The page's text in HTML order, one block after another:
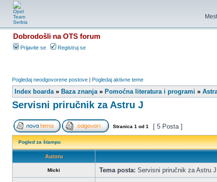
Dobrodošli na OTS forum
Prijavite se Registruj se
Pogledaj neodgovorene postove | Pogledaj aktivne teme
Index boarda» Baza znanja» Pomoćna literatura i programi »
Servisni priručnik za Astru J
Stranica 1 od 1 [ 5 Posta ]
Pogled za štampu
Autoru
Micki Tema posta: Servisni priručnik za Astru J